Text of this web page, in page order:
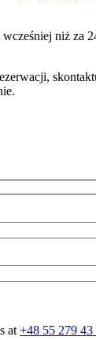
niż za
at +48 55 279 43